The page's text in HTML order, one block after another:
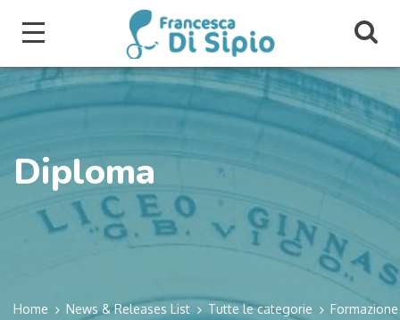
Diploma
Home News & Releases List Tutte le categorie Formazione